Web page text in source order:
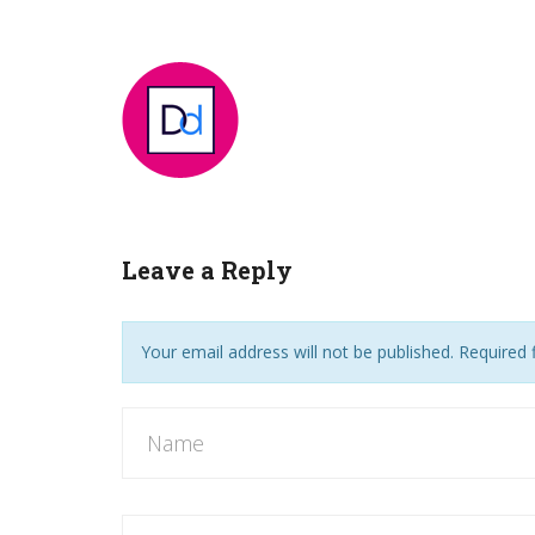
Leave a Reply
Your email address will not be published. Required